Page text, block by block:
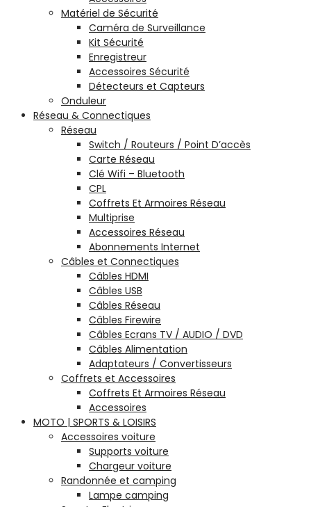
Matériel de Sécurité
Caméra de Surveillance
Kit Sécurité
Enregistreur
Accessoires Sécurité
Détecteurs et Capteurs
Onduleur
Réseau & Connectiques
Réseau
Switch / Routeurs / Point D’accès
Carte Réseau
Clé Wifi – Bluetooth
CPL
Coffrets Et Armoires Réseau
Multiprise
Accessoires Réseau
Abonnements Internet
Câbles et Connectiques
Câbles HDMI
Câbles USB
Câbles Réseau
Câbles Firewire
Câbles Ecrans TV / AUDIO / DVD
Câbles Alimentation
Adaptateurs / Convertisseurs
Coffrets et Accessoires
Coffrets Et Armoires Réseau
Accessoires
MOTO | SPORTS & LOISIRS
Accessoires voiture
Supports voiture
Chargeur voiture
Randonnée et camping
Lampe camping